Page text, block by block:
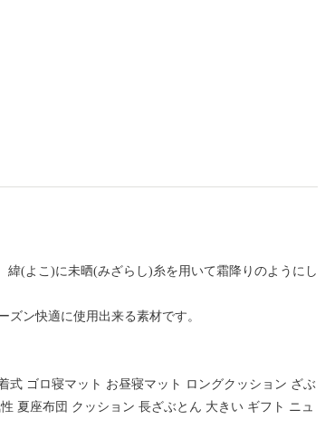
緯(よこ)に未晒(みざらし)糸を用いて霜降りのようにし
ズン快適に使用出来る素材です。
式 ゴロ寝マット お昼寝マット ロングクッション ざぶ
夏座布団 クッション 長ざぶとん 大きい ギフト ニュ